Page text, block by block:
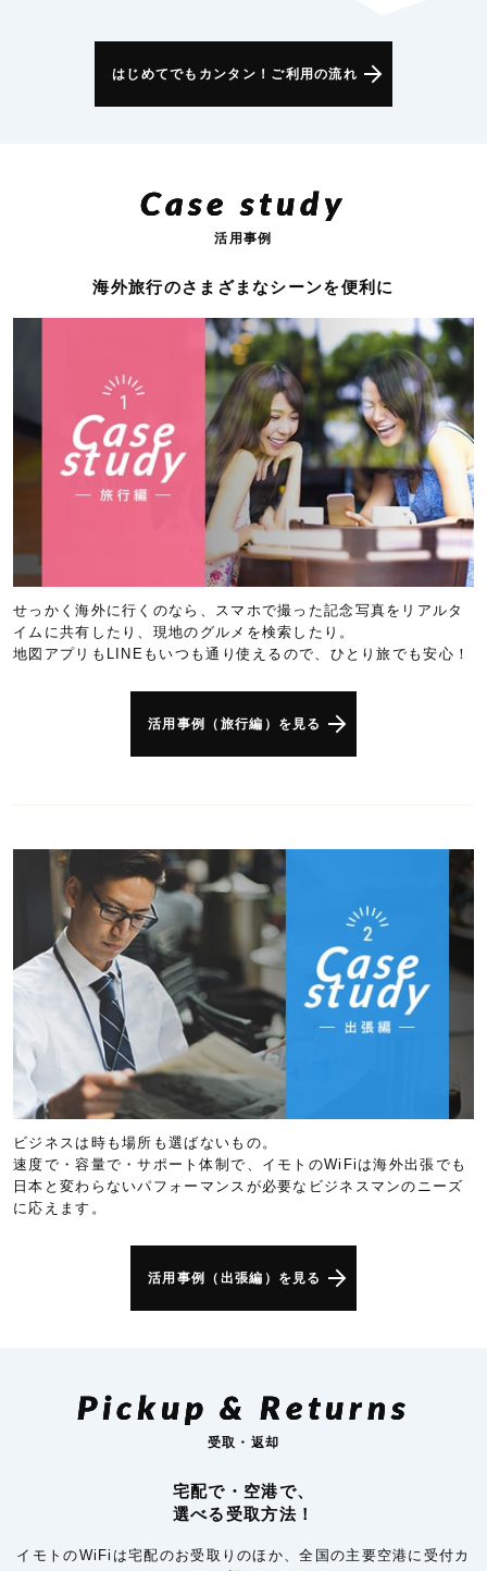
はじめてでもカンタン！ご利用の流れ
Case study
活用事例
海外旅行のさまざまなシーンを便利に
せっかく海外に行くのなら、スマホで撮った記念写真をリアルタ
イムに共有したり、現地のグルメを検索したり。
地図アプリもLINEもいつも通り使えるので、ひとり旅でも安心！
活用事例（旅行編）を見る
ビジネスは時も場所も選ばないもの。
速度で・容量で・サポート体制で、イモトのWiFiは海外出張でも
日本と変わらないパフォーマンスが必要なビジネスマンのニーズ
に応えます。
活用事例（出張編）を見る
Pickup & Returns
受取・返却
宅配で・空港で、
選べる受取方法！
イモトのWiFiは宅配のお受取りのほか、全国の主要空港に受付カ